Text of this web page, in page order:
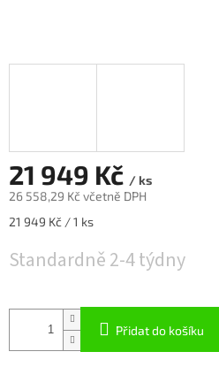
21 949 Kč / ks
26 558,29 Kč včetně DPH
Měrná
21 949 Kč / 1 ks
Standardně 2-4 týdny
Přidat do košíku